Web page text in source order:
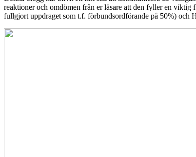
reaktioner och omdömen från er läsare att den fyller en viktig
fullgjort uppdraget som t.f. förbundsordförande på 50%) och